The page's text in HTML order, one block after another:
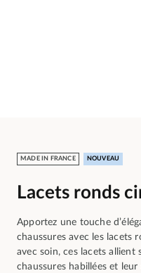
MADE IN FRANCE NOUVEAU
Lacets ronds
Apportez une touche
chaussures avec les lacets
avec soin, ces lacets allient
chaussures habillées et